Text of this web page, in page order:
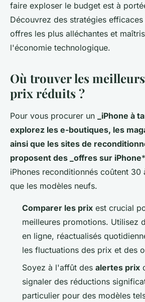
faire exploser le budget est à
Découvrez des stratégies
offres les plus alléchantes et
l'économie technologique.
Où trouver les
prix réduits ?
Pour vous procurer un
_iPhone à
explorez les e-boutiques, les
ainsi que les sites de
proposent des _offres sur iPhone
iPhones reconditionnés coûtent 30
que les modèles neufs.
Comparer les prix est crucial
meilleures promotions. Utilisez
en ligne, réactualisés
les fluctuations des prix et des
Soyez à l'affût des alertes prix
signaler des réductions
particulier pour des modèles